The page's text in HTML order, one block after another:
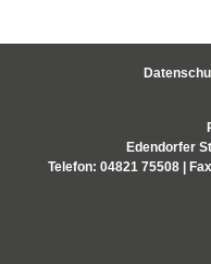
Edendorfer
Telefon: 04821 75508|